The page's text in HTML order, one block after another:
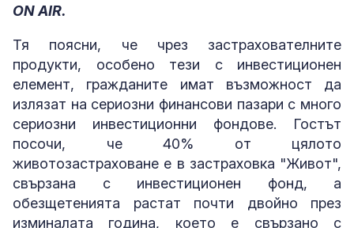
ON AIR.
Тя поясни, че чрез застрахователните
продукти, особено тези с инвестиционен
елемент, гражданите имат възможност да
излязат на сериозни финансови пазари с много
сериозни инвестиционни фондове. Гостът
посочи, че 40% от цялото
животозастраховане е в застраховка "Живот",
свързана с инвестиционен фонд, а
обезщетенията растат почти двойно през
изминалата година, което е свързано с